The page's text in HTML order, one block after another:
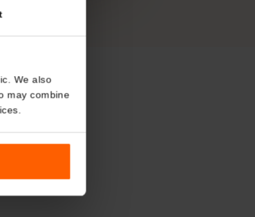
About
traffic. We also
who may combine
services.
たはデバイスメーカーにお問